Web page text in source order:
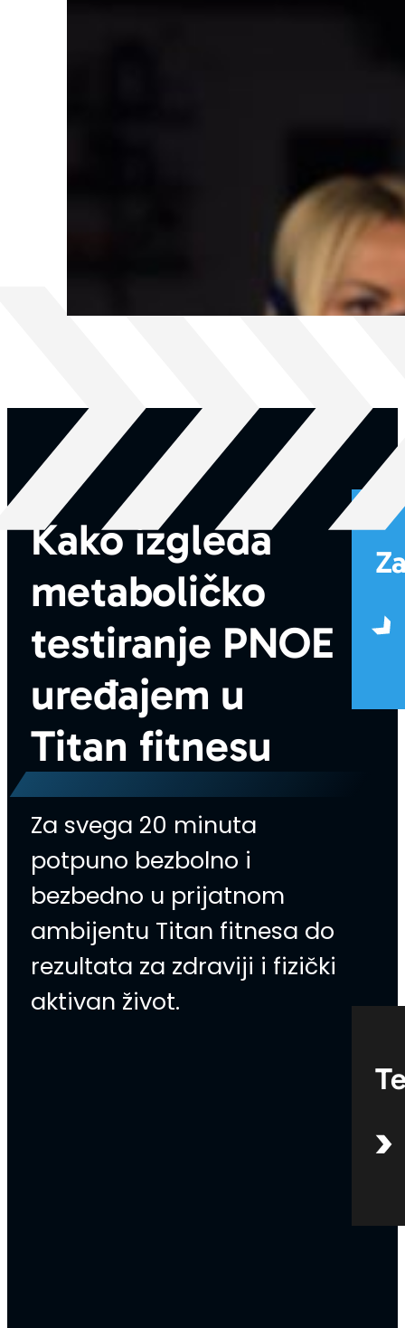
Kako izgleda
metaboličko
testiranje PNOE
uređajem u
Titan fitnesu
Za svega 20 minuta
potpuno bezbolno i
bezbedno u prijatnom
ambijentu Titan fitnesa do
rezultata za zdraviji i fizički
aktivan život.